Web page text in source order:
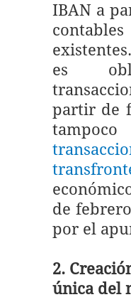
IBAN a
es
partir de
de
por el
2.
única del